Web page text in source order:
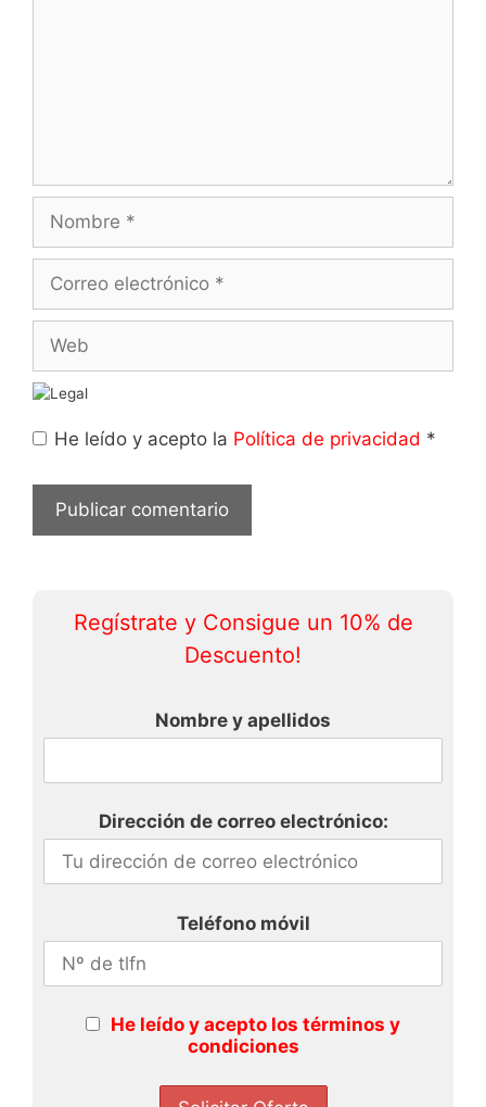
electrónico
He leído y acepto la Política de privacidad *
Regístrate y Consigue un 10% de
Descuento!
Nombre y apellidos
Dirección de correo electrónico:
Teléfono móvil
He leído y acepto los términos y
condiciones